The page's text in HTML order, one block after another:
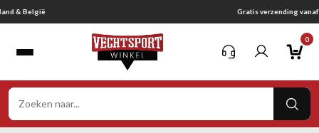
Ga
naar
0